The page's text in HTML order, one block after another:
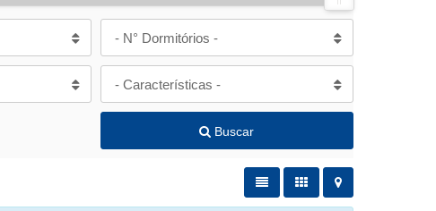
- N° Dormitórios -
- Características -
Buscar